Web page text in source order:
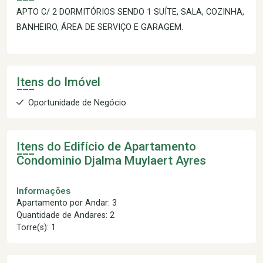
APTO C/ 2 DORMITÓRIOS SENDO 1 SUÍTE, SALA, COZINHA,
BANHEIRO, ÁREA DE SERVIÇO E GARAGEM.
Itens do Imóvel
Oportunidade de Negócio
Itens do Edifício de Apartamento
Condominio Djalma Muylaert Ayres
Informações
Apartamento por Andar: 3
Quantidade de Andares: 2
Torre(s): 1